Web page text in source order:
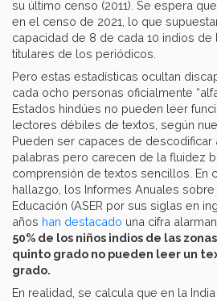
su último censo (2011). Se espera
en el censo de 2021, lo que
capacidad de 8 de cada 10 indios
titulares de los periódicos.
Pero estas estadísticas ocultan
cada ocho personas oficialmente
Estados hindúes no pueden leer
lectores débiles de textos, según
Pueden ser capaces de descodificar
palabras pero carecen de la fluidez
comprensión de textos sencillos. En
hallazgo, los Informes Anuales sobre
Educación (ASER por sus siglas en
años han destacado una cifra
50% de los niños indios de las
quinto grado no pueden leer un
grado.
En realidad, se calcula que en la